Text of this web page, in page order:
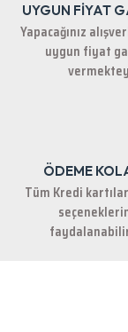
Ürün bilgilerinde
Ürün fiyatı diğer
Bu ürüne benzer
UYGUN FİYAT
Yapacağınız
uygun fiyat
ÖDEME
Tüm Kredi